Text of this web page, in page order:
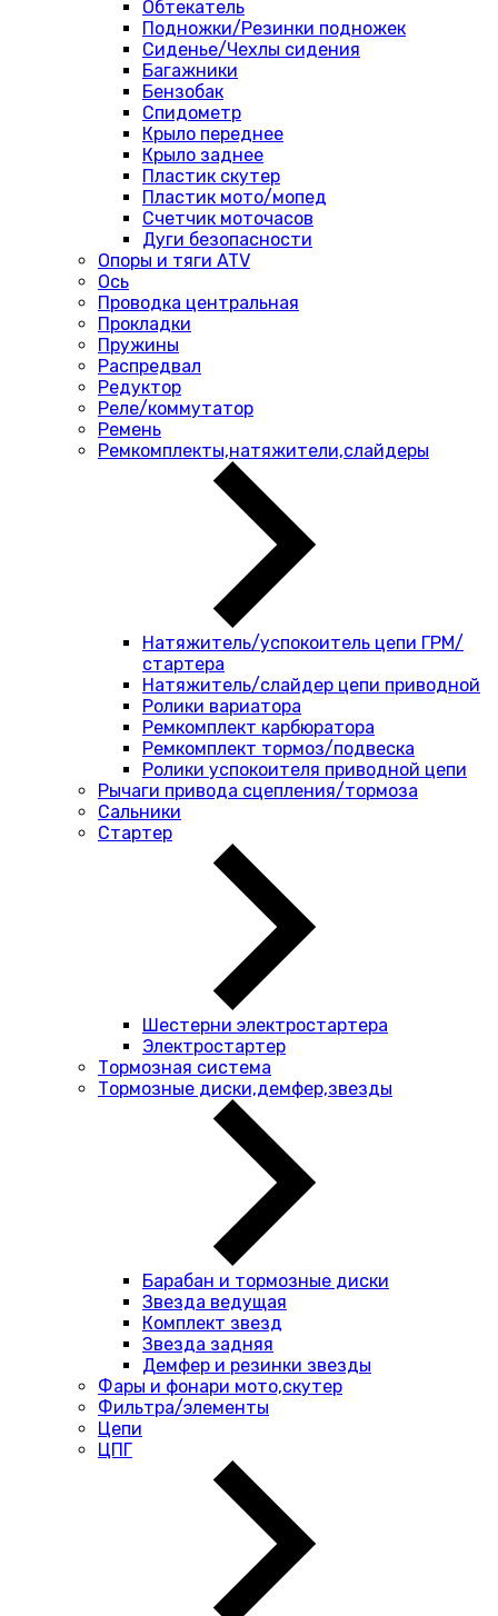
Обтекатель
Подножки/Резинки подножек
Сиденье/Чехлы сидения
Багажники
Бензобак
Спидометр
Крыло переднее
Крыло заднее
Пластик скутер
Пластик мото/мопед
Счетчик моточасов
Дуги безопасности
Опоры и тяги ATV
Ось
Проводка центральная
Прокладки
Пружины
Распредвал
Редуктор
Реле/коммутатор
Ремень
Ремкомплекты,натяжители,слайдеры
Натяжитель/успокоитель цепи ГРМ/
стартера
Натяжитель/слайдер цепи приводной
Ролики вариатора
Ремкомплект карбюратора
Ремкомплект тормоз/подвеска
Ролики успокоителя приводной цепи
Рычаги привода сцепления/тормоза
Сальники
Стартер
Шестерни электростартера
Электростартер
Тормозная система
Тормозные диски,демфер,звезды
Барабан и тормозные диски
Звезда ведущая
Комплект звезд
Звезда задняя
Демфер и резинки звезды
Фары и фонари мото,скутер
Фильтра/элементы
Цепи
ЦПГ